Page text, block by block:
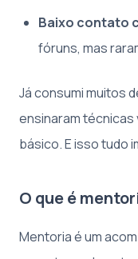
Baixo contato
fóruns, mas
Já consumi muitos
ensinaram técnicas
básico. E isso tudo
O que é
Mentoria é um